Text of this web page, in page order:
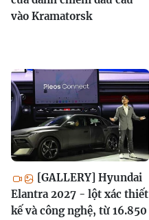
vào Kramatorsk
[GALLERY] Hyundai
Elantra 2027 - lột xác thiết
kế và công nghệ, từ 16.850